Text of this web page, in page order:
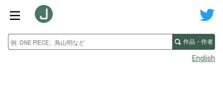
作品・作者
English